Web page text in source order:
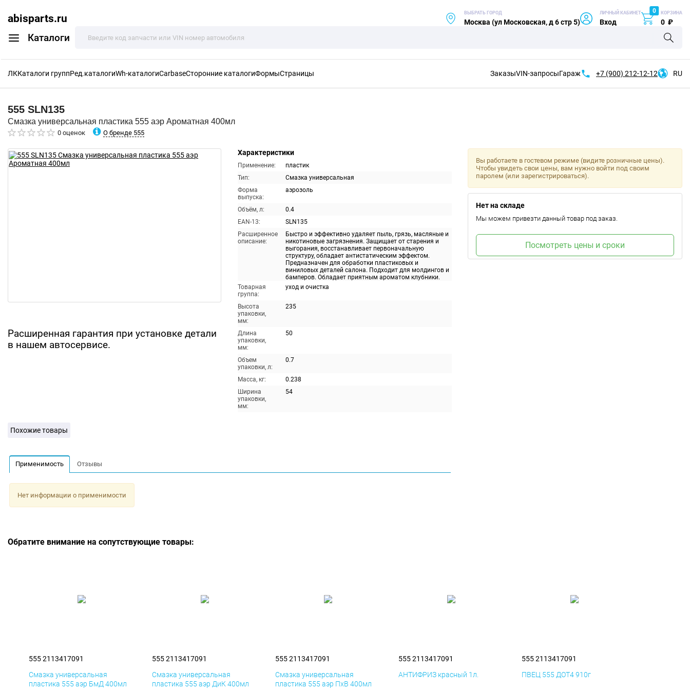
abisparts.ru
Каталоги
ВЫБРАТЬ ГОРОД
Москва (ул Московская, д 6 стр 5)
ЛИЧНЫЙ КАБИНЕТ
Вход
0 КОРЗИНА
0 ₽
ЛККаталоги группРед.каталогиWh-каталогиCarbaseСторонние каталогиФормыСтраницы ЗаказыVIN-запросыГараж +7 (900) 212-12-12 RU
555 SLN135
Смазка универсальная пластика 555 аэр Ароматная 400мл
0 оценок О бренде 555
Расширенная гарантия при установке детали
в нашем автосервисе.
Характеристики
Применение:
пластик
Тип:
Смазка универсальная
Форма
выпуска:
аэрозоль
Объём, л:
0.4
EAN-13:
SLN135
Расширенное
описание:
Быстро и эффективно удаляет пыль, грязь, масляные и
никотиновые загрязнения. Защищает от старения и
выгорания, восстанавливает первоначальную
структуру, обладает антистатическим эффектом.
Предназначен для обработки пластиковых и
виниловых деталей салона. Подходит для молдингов и
бамперов. Обладает приятным ароматом клубники.
Товарная
группа:
уход и очистка
Высота
упаковки,
мм:
235
Длина
упаковки,
мм:
50
Объем
упаковки, л:
0.7
Масса, кг:
0.238
Ширина
упаковки,
мм:
54
Вы работаете в гостевом режиме (видите розничные цены).
Чтобы увидеть свои цены, вам нужно войти под своим
паролем (или зарегистрироваться).
Нет на складе
Мы можем привезти данный товар под заказ.
Посмотреть цены и сроки
Похожие товары
Применимость Отзывы
Нет информации о применимости
Обратите внимание на сопутствующие товары:
555 2113417091
Смазка универсальная
пластика 555 аэр БмД 400мл
555 2113417091
Смазка универсальная
пластика 555 аэр ДиК 400мл
555 2113417091
Смазка универсальная
пластика 555 аэр ПхВ 400мл
555 2113417091
АНТИФРИЗ красный 1л.
555 2113417091
ПВЕЦ 555 ДОТ4 910г